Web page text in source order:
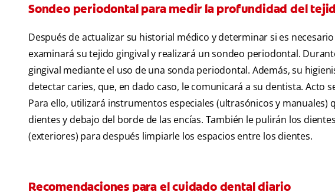
Sondeo periodontal para medir la profundidad del
Después de actualizar su historial médico y determinar si es
examinará su tejido gingival y realizará un sondeo periodontal.
gingival mediante el uso de una sonda periodontal. Además, su
detectar caries, que, en dado caso, le comunicará a su dentista. Acto
Para ello, utilizará instrumentos especiales (ultrasónicos y manuales)
dientes y debajo del borde de las encías. También le pulirán los
(exteriores) para después limpiarle los espacios entre los dientes.
Recomendaciones para el cuidado dental diario